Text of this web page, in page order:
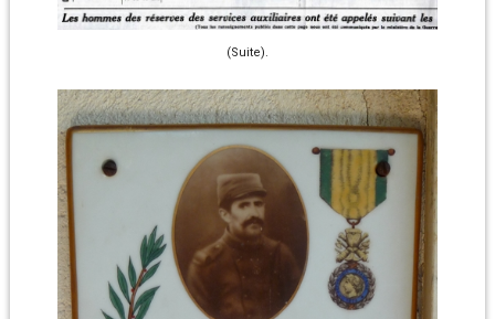
(Suite).